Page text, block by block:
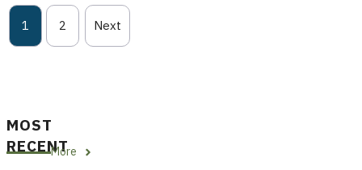
1 2 Next
MOST
RECENT
More